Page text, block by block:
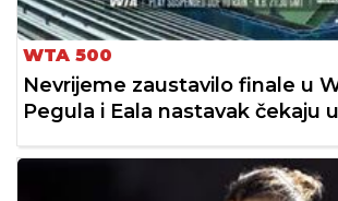
WTA 500
Nevrijeme zaustavilo finale u
Pegula i Eala nastavak čekaju